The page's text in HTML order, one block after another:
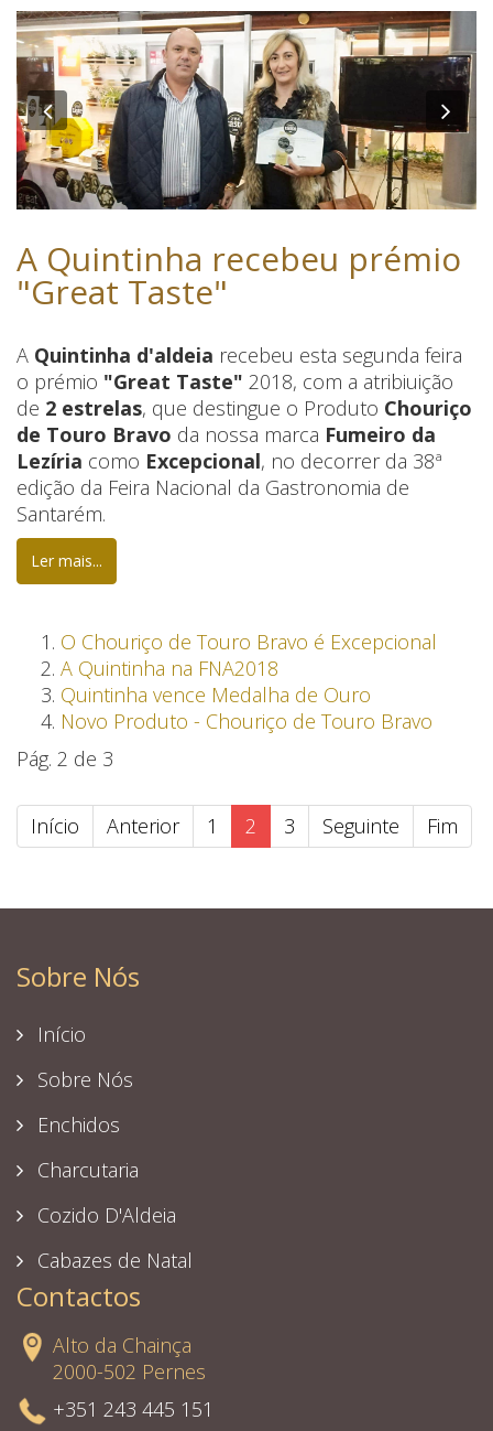
Previous
A Quintinha recebeu prémio
"Great Taste"
A Quintinha d'aldeia recebeu esta segunda feira
o prémio "Great Taste" 2018, com a atribiuição
de 2 estrelas, que destingue o Produto Chouriço
de Touro Bravo da nossa marca Fumeiro da
Lezíria como Excepcional, no decorrer da 38ª
edição da Feira Nacional da Gastronomia de
Santarém.
Ler mais...
O Chouriço de Touro Bravo é Excepcional
A Quintinha na FNA2018
Quintinha vence Medalha de Ouro
Novo Produto - Chouriço de Touro Bravo
Pág. 2 de 3
Início Anterior 1 2 3 Seguinte Fim
Sobre Nós
Início
Sobre Nós
Enchidos
Charcutaria
Cozido D'Aldeia
Cabazes de Natal
Contactos
Alto da Chainça
2000-502 Pernes
+351 243 445 151